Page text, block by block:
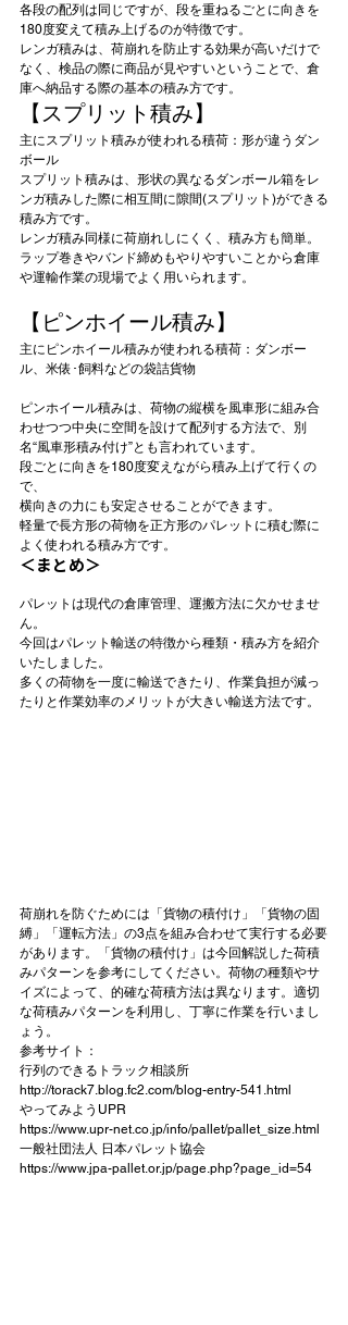
各段の配列は同じですが、段を重ねるごとに向きを
180度変えて積み上げるのが特徴です。
レンガ積みは、荷崩れを防止する効果が高いだけで
なく、検品の際に商品が見やすいということで、倉
庫へ納品する際の基本の積み方です。
【スプリット積み】
主にスプリット積みが使われる積荷：形が違うダン
ボール
スプリット積みは、形状の異なるダンボール箱をレ
ンガ積みした際に相互間に隙間(スプリット)ができる
積み方です。
レンガ積み同様に荷崩れしにくく、積み方も簡単。
ラップ巻きやバンド締めもやりやすいことから倉庫
や運輸作業の現場でよく用いられます。
【ピンホイール積み】
主にピンホイール積みが使われる積荷：ダンボー
ル、米俵･飼料などの袋詰貨物
ピンホイール積みは、荷物の縦横を風車形に組み合
わせつつ中央に空間を設けて配列する方法で、別
名“風車形積み付け”とも言われています。
段ごとに向きを180度変えながら積み上げて行くの
で、
横向きの力にも安定させることができます。
軽量で長方形の荷物を正方形のパレットに積む際に
よく使われる積み方です。
＜まとめ＞
パレットは現代の倉庫管理、運搬方法に欠かせませ
ん。
今回はパレット輸送の特徴から種類・積み方を紹介
いたしました。
多くの荷物を一度に輸送できたり、作業負担が減っ
たりと作業効率のメリットが大きい輸送方法です。
荷崩れを防ぐためには「貨物の積付け」「貨物の固
縛」「運転方法」の3点を組み合わせて実行する必要
があります。「貨物の積付け」は今回解説した荷積
みパターンを参考にしてください。荷物の種類やサ
イズによって、的確な荷積方法は異なります。適切
な荷積みパターンを利用し、丁寧に作業を行いまし
ょう。
参考サイト：
行列のできるトラック相談所
http://torack7.blog.fc2.com/blog-entry-541.html
やってみようUPR
https://www.upr-net.co.jp/info/pallet/pallet_size.html
一般社団法人 日本パレット協会
https://www.jpa-pallet.or.jp/page.php?page_id=54